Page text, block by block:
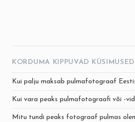
KORDUMA KIPPUVAD KÜSIMUSED
Kui palju maksab pulmafotograaf
Kui vara peaks pulmafotograafi või -
Mitu tundi peaks fotograaf pulmas